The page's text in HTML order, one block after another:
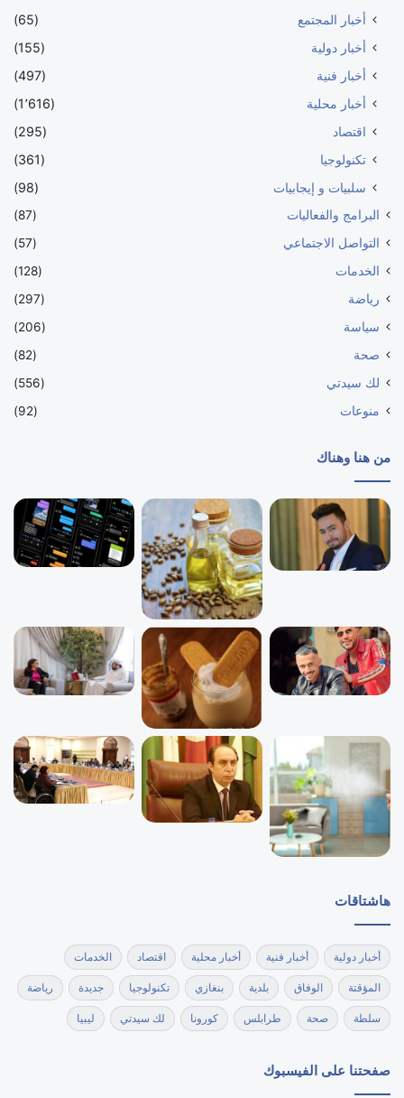
أخبار المجتمع
(65)
أخبار دولية
(155)
أخبار فنية
(497)
أخبار محلية
(1٬616)
اقتصاد
(295)
تكنولوجيا
(361)
سلبيات و إيجابيات
(98)
البرامج والفعاليات
(87)
التواصل الاجتماعي
(57)
الخدمات
(128)
رياضة
(297)
سياسة
(206)
صحة
(82)
لك سيدتي
(556)
منوعات
(92)
من هنا وهناك
هاشتاقات
أخبار دولية أخبار فنية أخبار محلية اقتصاد الخدمات
المؤقتة الوفاق بلدية بنغازي تكنولوجيا جديدة رياضة
سلطة صحة طرابلس كورونا لك سيدتي ليبيا
صفحتنا على الفيسبوك